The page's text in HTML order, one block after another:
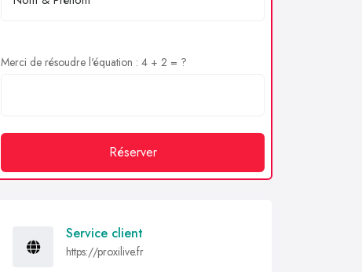
Merci de résoudre l'équation : 4 + 2 = ?
Réserver
Service client
https://proxilive.fr